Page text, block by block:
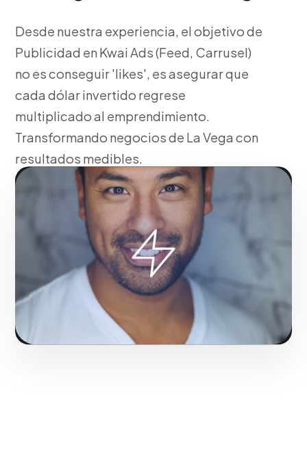
Desde nuestra experiencia, el objetivo de
Publicidad en Kwai Ads (Feed, Carrusel)
no es conseguir 'likes', es asegurar que
cada dólar invertido regrese
multiplicado al emprendimiento.
Transformando negocios de La Vega con
resultados medibles.
En La Vega, configuración técnica de
etiquetas y píxeles de seguimiento. Una ventaja
competitiva sólida para tu negocio en La Vega.
Solicitar servicio